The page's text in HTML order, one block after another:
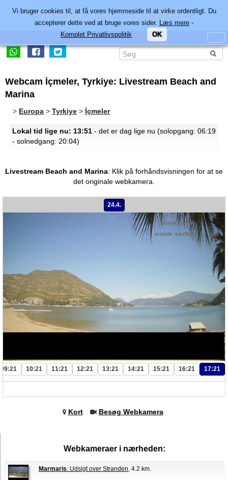
Webcam İçmeler, Tyrkiye: Livestream Beach and
Marina
> Europa > Tyrkiye > İçmeler
Lokal tid lige nu: 13:51 - det er dag lige nu (solopgang: 06:19
- solnedgang: 20:04)
Livestream Beach and Marina: Klik på forhåndsvisningen for at se
det originale webkamera.
24.4.
09:21 10:21 11:21 12:21 13:21 14:21 15:21 16:21 17:21
Kort Besøg Webkamera
Webkameraer i nærheden:
Marmaris: Udsigt over Stranden, 4.2 km.
Vi bruger cookies til, at få vores hjemmeside til at virke ordentligt. Du
accepterer dette ved at bruge vores sider. Læs mere -
Komplet Privatlivspolitik
OK